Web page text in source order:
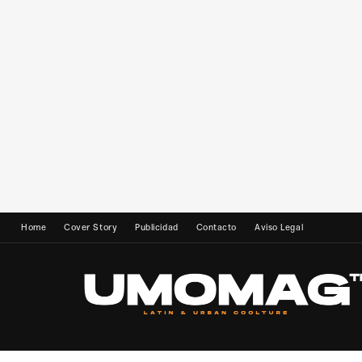
Home Cover Story Publicidad Contacto Aviso Legal